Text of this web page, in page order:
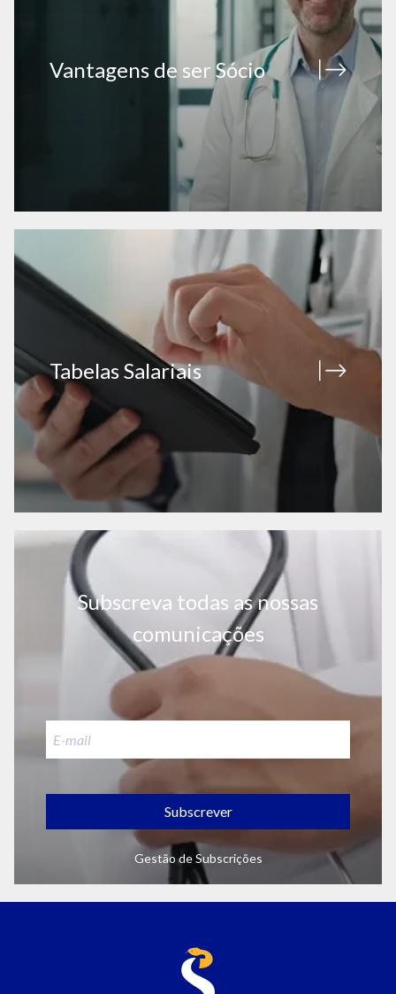
Vantagens de ser Sócio
Tabelas Salariais
Subscreva todas as nossas
comunicações
Subscrever
Gestão de Subscrições